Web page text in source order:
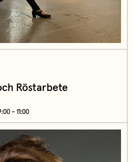
Röstarbete
– 11:00